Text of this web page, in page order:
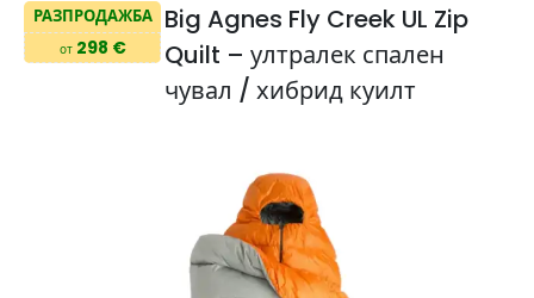
РАЗПРОДАЖБА
от298 €
Big Agnes Fly Creek UL Zip
Quilt – ултралек спален
чувал / хибрид куилт